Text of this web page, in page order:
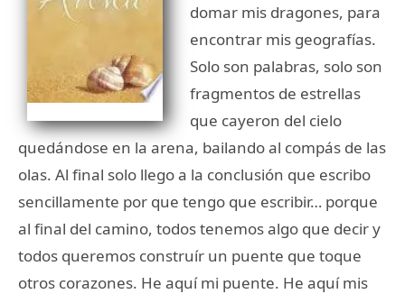
domar mis dragones, para
encontrar mis geografías.
Solo son palabras, solo son
fragmentos de estrellas
que cayeron del cielo
quedándose en la arena, bailando al compás de las
olas. Al final solo llego a la conclusión que escribo
sencillamente por que tengo que escribir… porque
al final del camino, todos tenemos algo que decir y
todos queremos construír un puente que toque
otros corazones. He aquí mi puente. He aquí mis